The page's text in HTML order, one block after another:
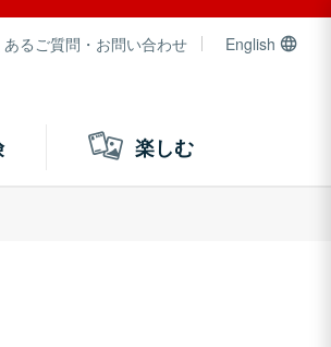
あるご質問・お問い合わせ English
楽しむ